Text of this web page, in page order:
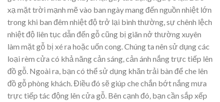
xạ mặt trời mạnh mẽ vào ban ngày mang đến nguồn nhiệt lớn
trong khi ban đêm nhiệt độ trở lại bình thường, sự chênh lệch
nhiệt độ liên tục dẫn đến gỗ cũng bị giãn nở thường xuyên
làm mặt gỗ bị xé ra hoặc uốn cong. Chúng ta nên sử dụng các
loại rèm cửa có khả năng cản sáng, cản ánh nắng trực tiếp lên
đồ gỗ. Ngoài ra, bạn có thể sử dụng khăn trải bàn để che lên
đồ gỗ phòng khách. Điều đó sẽ giúp che chắn bớt nắng mưa
trực tiếp tác động lên cửa gỗ. Bên cạnh đó, bạn cần sắp xếp